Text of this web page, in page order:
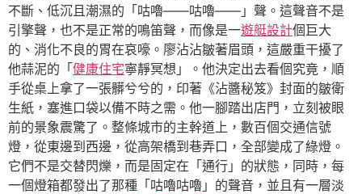
不斷、低沉且潮濕的「咕嚕——咕嚕——」聲。這聲音不是
引擎聲，也不是正常的鳴笛聲，而像是一遊艇設計個巨大
的、消化不良的胃在哀嚎。廖沾沾皺著眉頭，這嚴重干擾了
他蒜泥的「健康住宅寧靜冥想」。他決定出去看個究竟，順
手從桌上拿了一張髒兮兮的，印著《沾醬秘笈》封面的皺衛
生紙，塞進口袋以備不時之需。他一腳踏出店門，立刻被眼
前的景象震驚了。整條城市的主幹道上，數百個交通信號
燈，從東邊到西邊，從高架橋到巷弄口，全部變成了綠燈。
它們不是交替閃爍，而是固定在「通行」的狀態，同時，每
一個燈箱都發出了那種「咕嚕咕嚕」的聲音，並且有一層淡